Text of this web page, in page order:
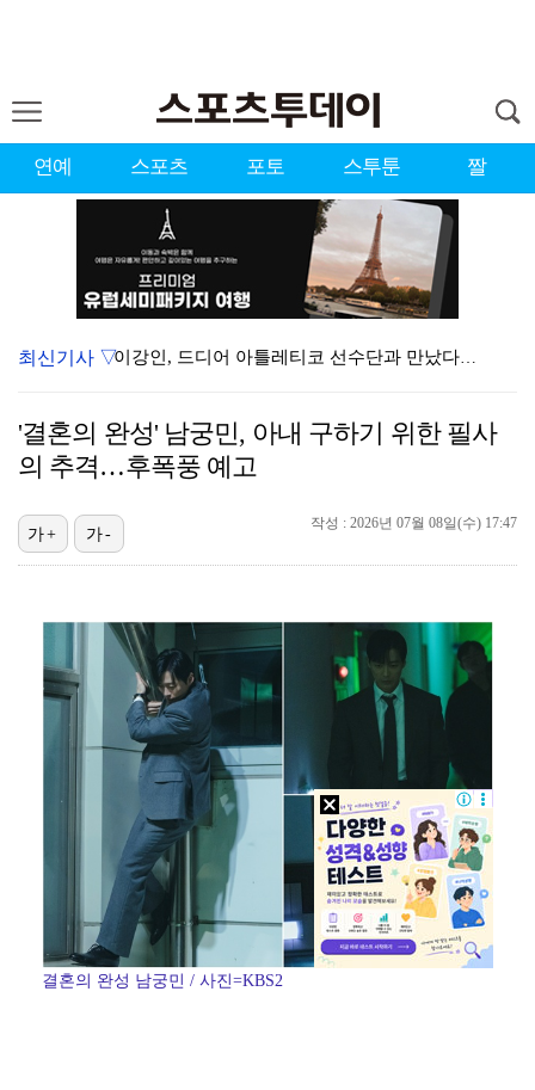
연예 스포츠 포토 스투툰 짤
이강인, 드디어 아틀레티코 선수단과 만났다…시메오네 감…
KBO, 기록적인 폭염으로 9일까지 리그 중단…내달 6…
"매출 10% 안주면 폭로" 박나래 前 매니저 2명, …
대한축구협회, 외국인 심판 7차례 성접대 의혹…이 기간…
'폭염 영향' 프로야구, 9일까지 리그 중단 결정…11…
최신기사 ▽
'결혼의 완성' 남궁민, 아내 구하기 위한 필사
의 추격…후폭풍 예고
작성 : 2026년 07월 08일(수) 17:47
가+ 가-
결혼의 완성 남궁민 / 사진=KBS2